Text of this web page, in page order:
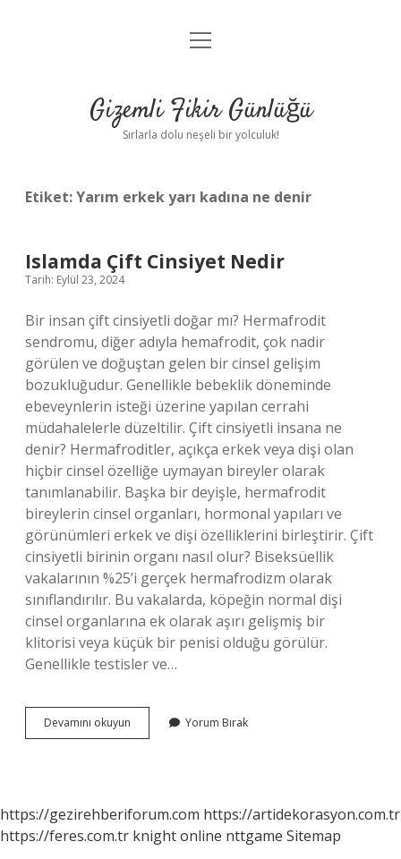
Anasayfa
Yasal Uyarı
menüyü
Gizemli Fikir Günlüğü
Sırlarla dolu neşeli bir yolculuk!
Etiket:Yarım erkek yarı kadına ne denir
Islamda Çift Cinsiyet Nedir
Tarih: Eylül 23, 2024
Bir insan çift cinsiyetli doğar mı? Hermafrodit
sendromu, diğer adıyla hemafrodit, çok nadir
görülen ve doğuştan gelen bir cinsel gelişim
bozukluğudur. Genellikle bebeklik döneminde
ebeveynlerin isteği üzerine yapılan cerrahi
müdahalelerle düzeltilir. Çift cinsiyetli insana ne
denir? Hermafroditler, açıkça erkek veya dişi olan
hiçbir cinsel özelliğe uymayan bireyler olarak
tanımlanabilir. Başka bir deyişle, hermafrodit
bireylerin cinsel organları, hormonal yapıları ve
görünümleri erkek ve dişi özelliklerini birleştirir. Çift
cinsiyetli birinin organı nasıl olur? Biseksüellik
vakalarının %25’i gerçek hermafrodizm olarak
sınıflandırılır. Bu vakalarda, köpeğin normal dişi
cinsel organlarına ek olarak aşırı gelişmiş bir
klitorisi veya küçük bir penisi olduğu görülür.
Genellikle testisler ve…
Devamını okuyun Islamda
Çift
Yorum Bırak
https://gezirehberiforum.com https://artidekorasyon.com.tr
https://feres.com.tr knight online nttgame Sitemap